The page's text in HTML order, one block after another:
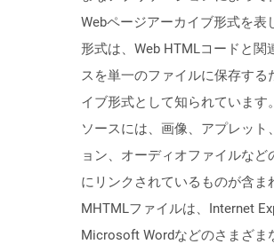
Webページアーカイブ形式を表
形式は、Web HTMLコードと関
スを単一のファイルに保存する
イブ形式として知られています
ソースには、画像、アプレット
ョン、オーディオファイルなど
にリンクされているものが含ま
MHTMLファイルは、Internet
Microsoft Wordなどのさまざま